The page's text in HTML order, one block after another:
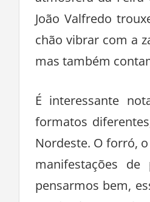
atmosfera da
João Valfredo
chão vibrar com a
mas também
É interessante
formatos
Nordeste. O forró,
manifestações
pensarmos bem,